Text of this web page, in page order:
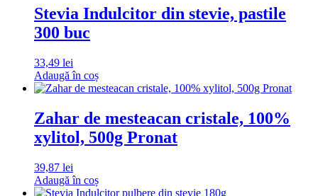
Stevia Indulcitor din stevie, pastile
300 buc
33,49 lei
Adaugă în coș
Zahar de mesteacan cristale, 100%
xylitol, 500g Pronat
39,87 lei
Adaugă în coș